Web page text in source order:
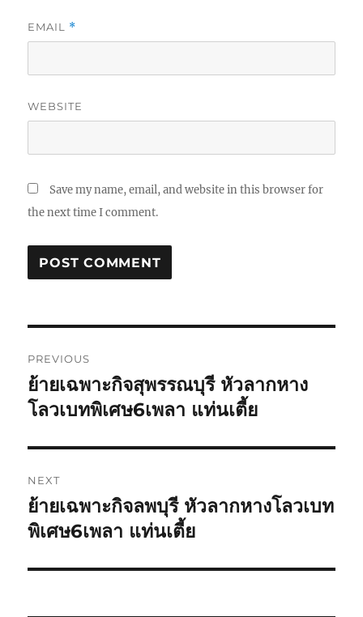
EMAIL *
WEBSITE
Save my name, email, and website in this browser for
the next time I comment.
navigation
PREVIOUS
Previous
post:
ย้ายเฉพาะกิจสุพรรณบุรี หัวลากหาง
โลวเบทพิเศษ6เพลา แท่นเตี้ย
NEXT
Next
post:
ย้ายเฉพาะกิจลพบุรี หัวลากหางโลวเบท
พิเศษ6เพลา แท่นเตี้ย